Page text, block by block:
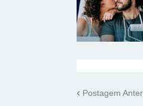
Postagem